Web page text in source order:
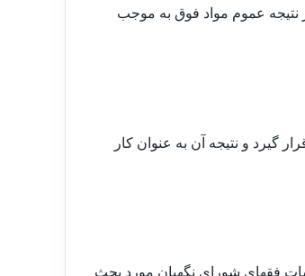
عموم مواد فوق به موجب
و نتیجه آن به عنوان کار
گانه با موازین شرعی، در جلسات فقهای شورای نگهبان مورد بحث